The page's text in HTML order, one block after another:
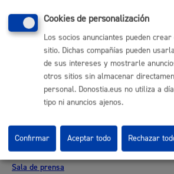
010(gratuito desde Donostia / San
(+34) 943 481 000
Buzón de la ciudadanía
Informar de un error en la web
Enlaces útiles
Perfil del contratante
Sede electrónica
Mapas - GeoDonostia
Sala de prensa
Cookies de personalización
Los socios anunciantes pueden
sitio. Dichas compañías pueden
de sus intereses y mostrarle
otros sitios sin almacenar
personal. Donostia.eus no utiliza a
tipo ni anuncios ajenos.
Rechazar
Confirmar Aceptar todo